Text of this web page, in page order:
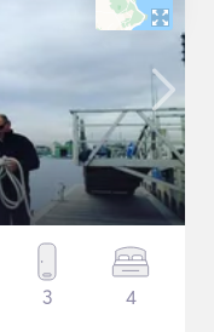
3 4